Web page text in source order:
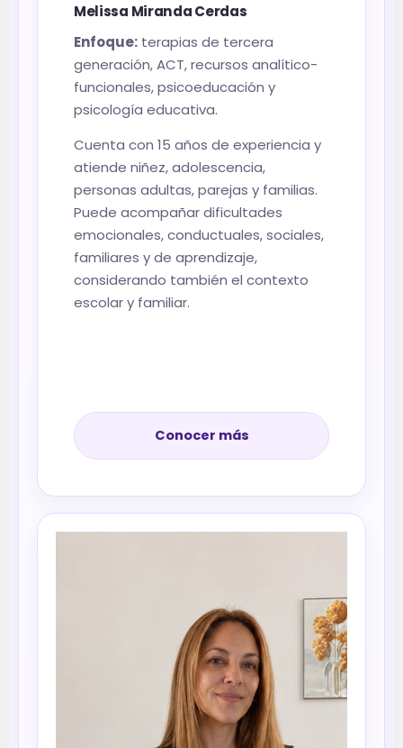
Melissa Miranda Cerdas
Enfoque: terapias de tercera
generación, ACT, recursos analítico-
funcionales, psicoeducación y
psicología educativa.
Cuenta con 15 años de experiencia y
atiende niñez, adolescencia,
personas adultas, parejas y familias.
Puede acompañar dificultades
emocionales, conductuales, sociales,
familiares y de aprendizaje,
considerando también el contexto
escolar y familiar.
Conocer más